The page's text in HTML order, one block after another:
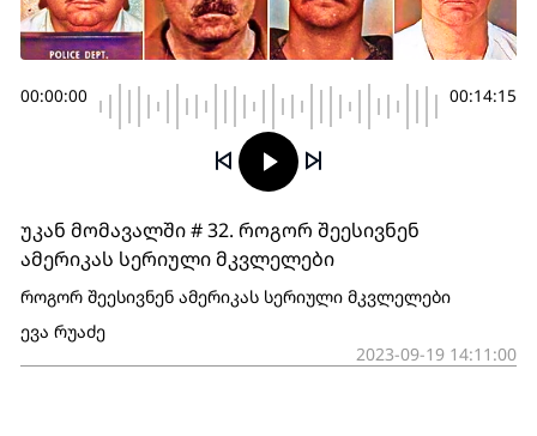
00:00:00 00:14:15
უკან მომავალში # 32. როგორ შეესივნენ
ამერიკას სერიული მკვლელები
როგორ შეესივნენ ამერიკას სერიული მკვლელები
ევა რუაძე
2023-09-19 14:11:00